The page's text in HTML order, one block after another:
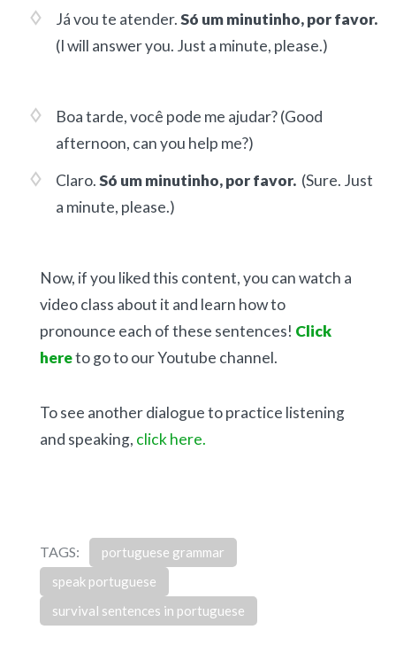
Já vou te atender.Só um minutinho, por favor.
(I will answer you. Just a minute, please.)
Boa tarde, você pode me ajudar?(Good
afternoon, can you help me?)
Claro.Só um minutinho, por favor. (Sure. Just
a minute, please.)
Now, if you liked this content, you can watch a
video class about it and learn how to
pronounce each of these sentences! Click
hereto go to our Youtube channel.
To see another dialogue to practice listening
and speaking, click here.
TAGS:
portuguese grammar
speak portuguese
survival sentences in portuguese